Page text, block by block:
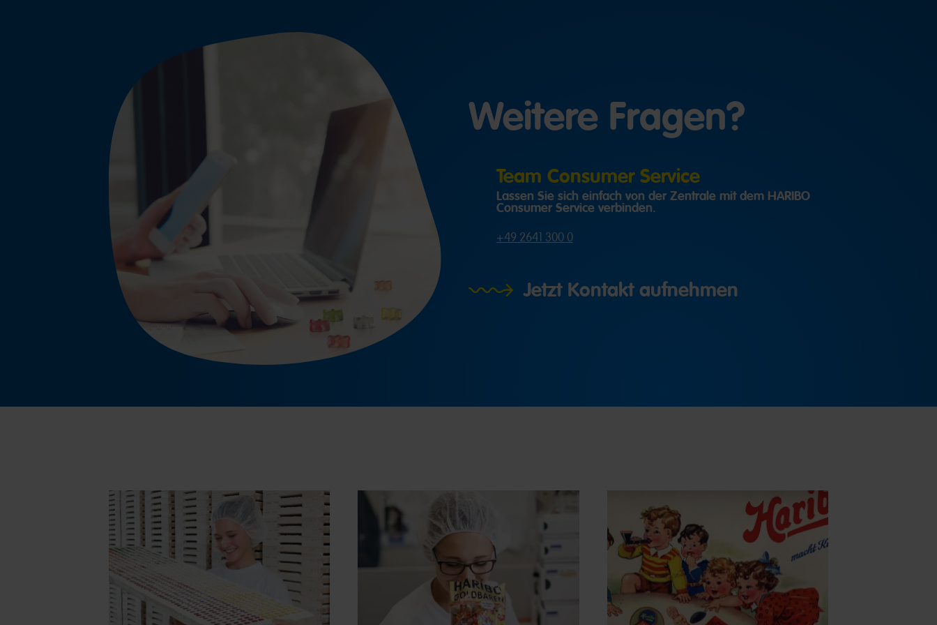
Weitere Fragen?
Team Consumer Service
Lassen Sie sich einfach von der Zentrale mit dem HARIBO
Consumer Service verbinden.
+49 2641 300 0
Jetzt Kontakt aufnehmen